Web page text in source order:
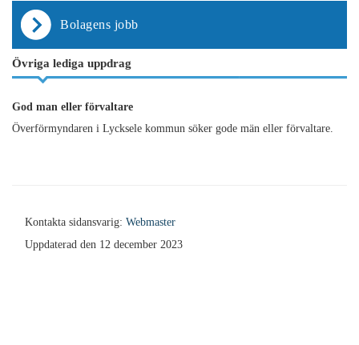
Bolagens jobb
Övriga lediga uppdrag
God man eller förvaltare
Överförmyndaren i Lycksele kommun söker gode män eller förvaltare.
Kontakta sidansvarig: Webmaster
Uppdaterad den 12 december 2023